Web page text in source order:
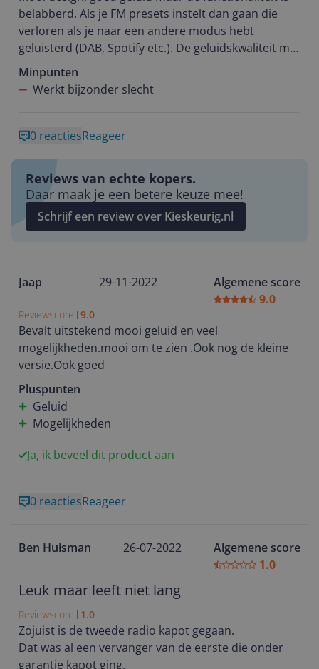
belabberd. Als je FM presets instelt dan gaan die
verloren als je naar een andere modus hebt
geluisterd (DAB, Spotify etc.). De geluidskwaliteit met
Spotify is slecht (kan ook aan mijn wifi liggen
alhoewel andere apparaten dat wel goed doen). Mijn
mening? Zoek iets beter werkends.
Minpunten
Werkt bijzonder slecht
0 reactiesReageer
Reviews van echte kopers.
Daar maak je een betere keuze mee!
Schrijf een review over Kieskeurig.nl
Jaap 29-11-2022
Algemene score
9.0
Reviewscore 9.0
Bevalt uitstekend mooi geluid en veel
mogelijkheden.mooi om te zien .Ook nog de kleine
versie.Ook goed
Pluspunten
Geluid
Mogelijkheden
Ja, ik beveel dit product aan
0 reactiesReageer
Ben Huisman 26-07-2022
Algemene score
1.0
Leuk maar leeft niet lang
Reviewscore 1.0
Zojuist is de tweede radio kapot gegaan.
Dat was al een vervanger van de eerste die onder
garantie kapot ging.